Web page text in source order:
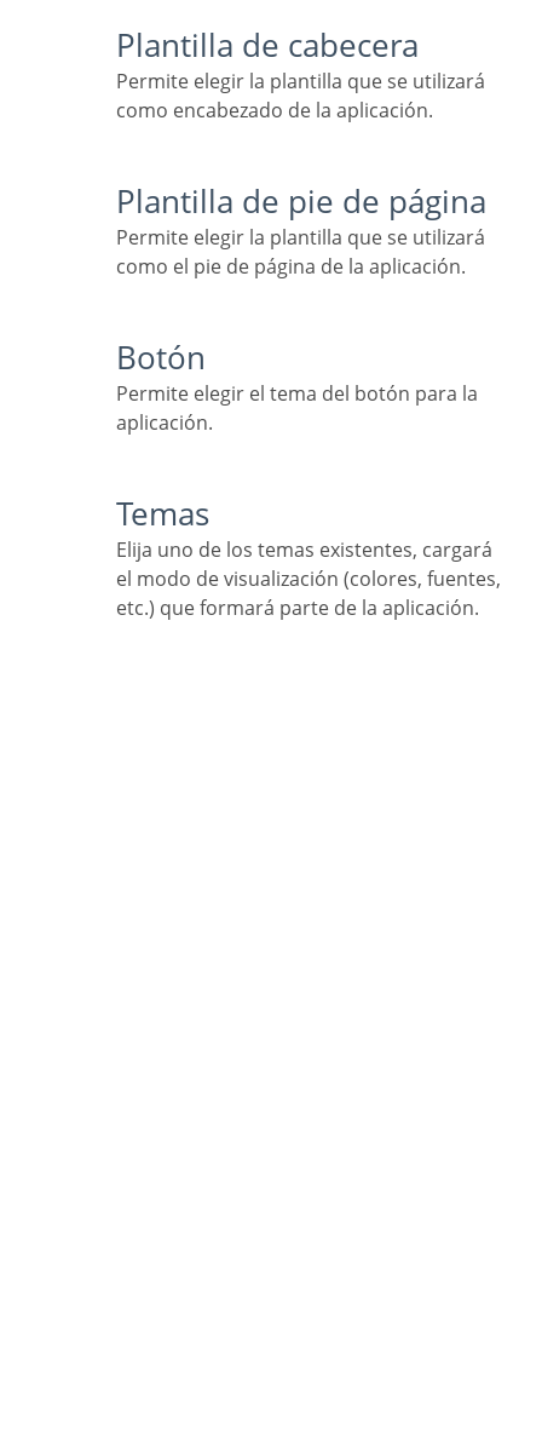
Plantilla de cabecera
Permite elegir la plantilla que se utilizará
como encabezado de la aplicación.
Plantilla de pie de página
Permite elegir la plantilla que se utilizará
como el pie de página de la aplicación.
Botón
Permite elegir el tema del botón para la
aplicación.
Temas
Elija uno de los temas existentes, cargará
el modo de visualización (colores, fuentes,
etc.) que formará parte de la aplicación.